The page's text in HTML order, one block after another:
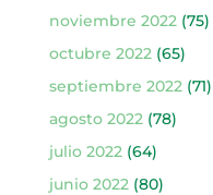
noviembre 2022(75)
octubre 2022(65)
septiembre 2022(71)
agosto 2022(78)
julio 2022(64)
junio 2022(80)